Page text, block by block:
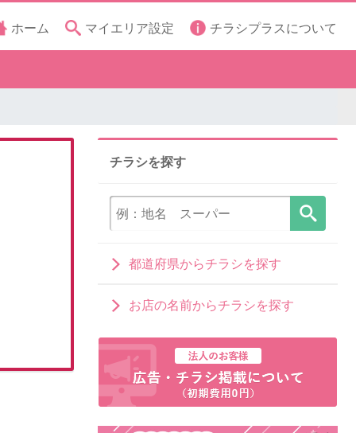
ホーム マイエリア設定 チラシプラスについて
チラシを探す
都道府県からチラシを探す
お店の名前からチラシを探す